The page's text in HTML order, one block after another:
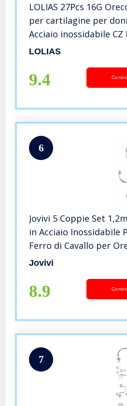
LOLIAS 27Pcs 16G
per cartilagine per
Acciaio inossidabile
Piercing Trago
LOLIAS
9.4
6
Jovivi 5 Coppie Set
in Acciaio Inossidabile
Ferro di Cavallo per
Trago Labbra Naso
6/8/10/12/14mm-
Jovivi
8.9
7